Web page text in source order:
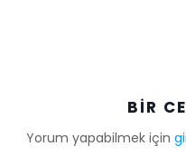
BIR
Yorum yapabilmek için